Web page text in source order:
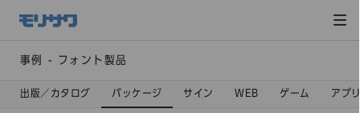
メ
ニュー
へ移動
事例 - フォント製品
出版／カタログ パッケージ サイン WEB ゲーム アプ